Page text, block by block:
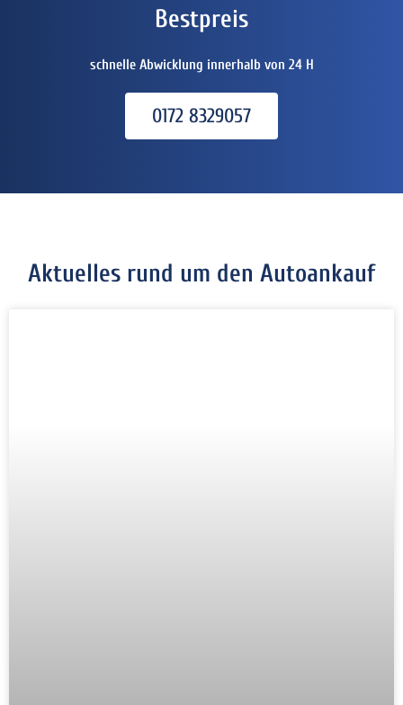
Bestpreis
schnelle Abwicklung innerhalb von 24 H
0172 8329057
Aktuelles rund um den Autoankauf